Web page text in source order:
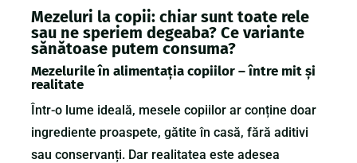
Mezeluri la copii: chiar sunt toate rele
sau ne speriem degeaba? Ce variante
sănătoase putem consuma?
Mezelurile în alimentația copiilor – între mit și
realitate
Într-o lume ideală, mesele copiilor ar conține doar
ingrediente proaspete, gătite în casă, fără aditivi
sau conservanți. Dar realitatea este adesea